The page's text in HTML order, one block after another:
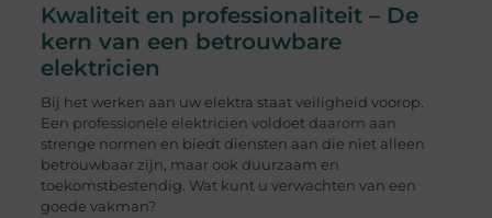
Kwaliteit en professionaliteit – De
kern van een betrouwbare
elektricien
Bij het werken aan uw elektra staat veiligheid voorop.
Een professionele elektricien voldoet daarom aan
strenge normen en biedt diensten aan die niet alleen
betrouwbaar zijn, maar ook duurzaam en
toekomstbestendig. Wat kunt u verwachten van een
goede vakman?